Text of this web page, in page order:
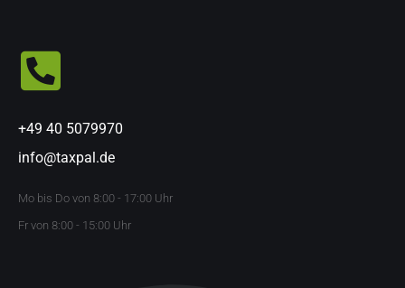
+49 40 5079970
info@taxpal.de
Mo bis Do von 8:00 - 17:00 Uhr
Fr von 8:00 - 15:00 Uhr